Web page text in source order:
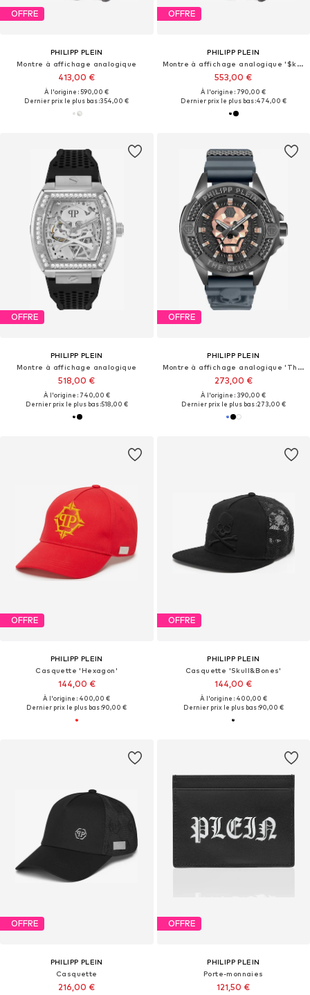
OFFRE
PHILIPP PLEIN
Montre à affichage analogique
413,00 €
À l'origine : 590,00 €
Dernier prix le plus bas :354,00 €
OFFRE
PHILIPP PLEIN
Montre à affichage analogique '$keleton Royal'
553,00 €
À l'origine : 790,00 €
Dernier prix le plus bas :474,00 €
OFFRE
PHILIPP PLEIN
Montre à affichage analogique
518,00 €
À l'origine : 740,00 €
Dernier prix le plus bas :518,00 €
OFFRE
PHILIPP PLEIN
Montre à affichage analogique 'The $kull'
273,00 €
À l'origine : 390,00 €
Dernier prix le plus bas :273,00 €
OFFRE
PHILIPP PLEIN
Casquette 'Hexagon'
144,00 €
À l'origine : 400,00 €
Dernier prix le plus bas :90,00 €
OFFRE
PHILIPP PLEIN
Casquette 'Skull&Bones'
144,00 €
À l'origine : 400,00 €
Dernier prix le plus bas :90,00 €
OFFRE
PHILIPP PLEIN
Casquette
216,00 €
OFFRE
PHILIPP PLEIN
Porte-monnaies
121,50 €